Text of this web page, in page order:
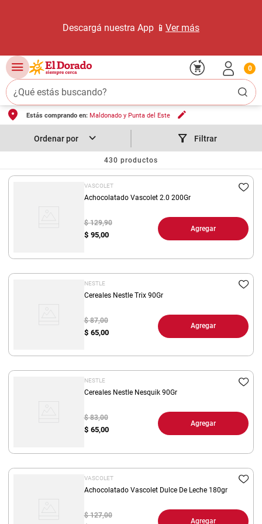
Descargá nuestra App 📱 Ver más
¿Qué estás buscando?
0
Estás comprando en: Maldonado y Punta del Este
Filtrar
430 productos
VASCOLET
Achocolatado Vascolet 2.0 200Gr
$ 95,00
$ 129,90
Agregar
NESTLE
Cereales Nestle Trix 90Gr
$ 65,00
$ 87,00
Agregar
NESTLE
Cereales Nestle Nesquik 90Gr
$ 65,00
$ 83,00
Agregar
VASCOLET
Achocolatado Vascolet Dulce De Leche 180gr
$ 127,00
Agregar
TÉRMINOS MÁS BUSCADOS
carne carnicería
2. leche
3.
4. queso
6. bondiola
8. arroz
9.
10. yerba